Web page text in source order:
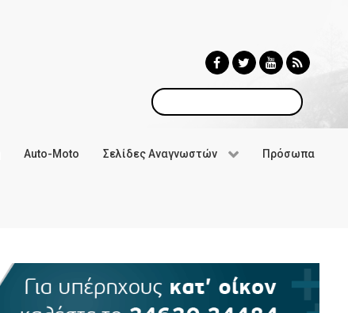
Αναζήτηση
Auto-Moto Σελίδες Αναγνωστών Πρόσωπα